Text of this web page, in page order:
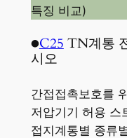
특징 비교)
●C25TN계통
시오
간접접촉보호를
저압기기 허용 스
접지계통별 종류